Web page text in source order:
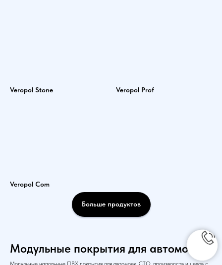
Veropol Stone Veropol Prof
Veropol Com
Больше продуктов
Модульные покрытия для автомоек
Модульные напольные ПВХ покрытия для автомоек, СТО, производств и цехов с